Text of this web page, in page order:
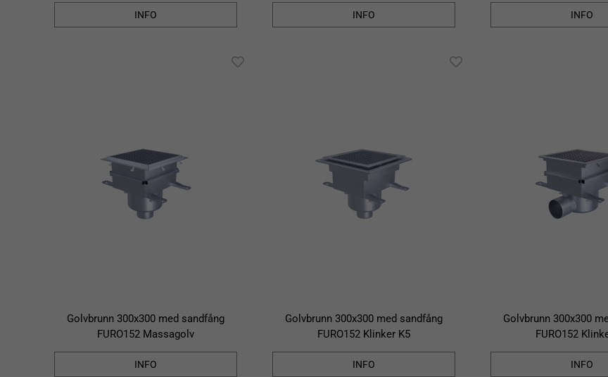
INFO INFO INFO
Golvbrunn 300x300 med sandfång
FURO152 Massagolv
INFO
Golvbrunn 300x300 med sandfång
FURO152 Klinker K5
INFO
Golvbrunn 300x300
FURO152
INFO